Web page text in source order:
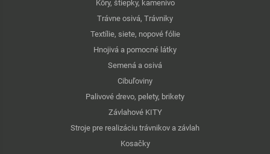
Kôry, štiepky, kamenivo
Trávne osivá, Trávniky
Textílie, siete, nopové fólie
Hnojivá a pomocné látky
Semená a osivá
Cibuľoviny
Palivové drevo, pelety, brikety
Závlahové KITY
Stroje pre realizáciu trávnikov a závlah
Kosačky